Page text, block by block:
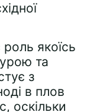
роль якоїсь
та
з
в плов
оскільки